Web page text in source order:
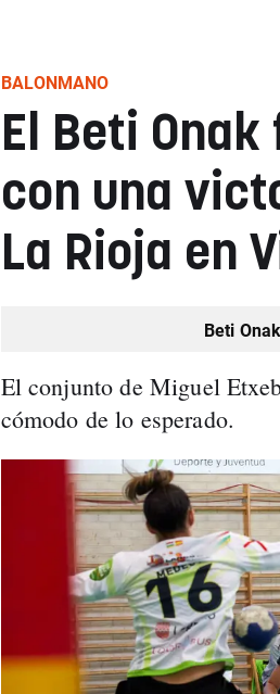
BALONMANO
El Beti
con una
La Rioja en
Beti Onak
El conjunto de Miguel
cómodo de lo esperado.